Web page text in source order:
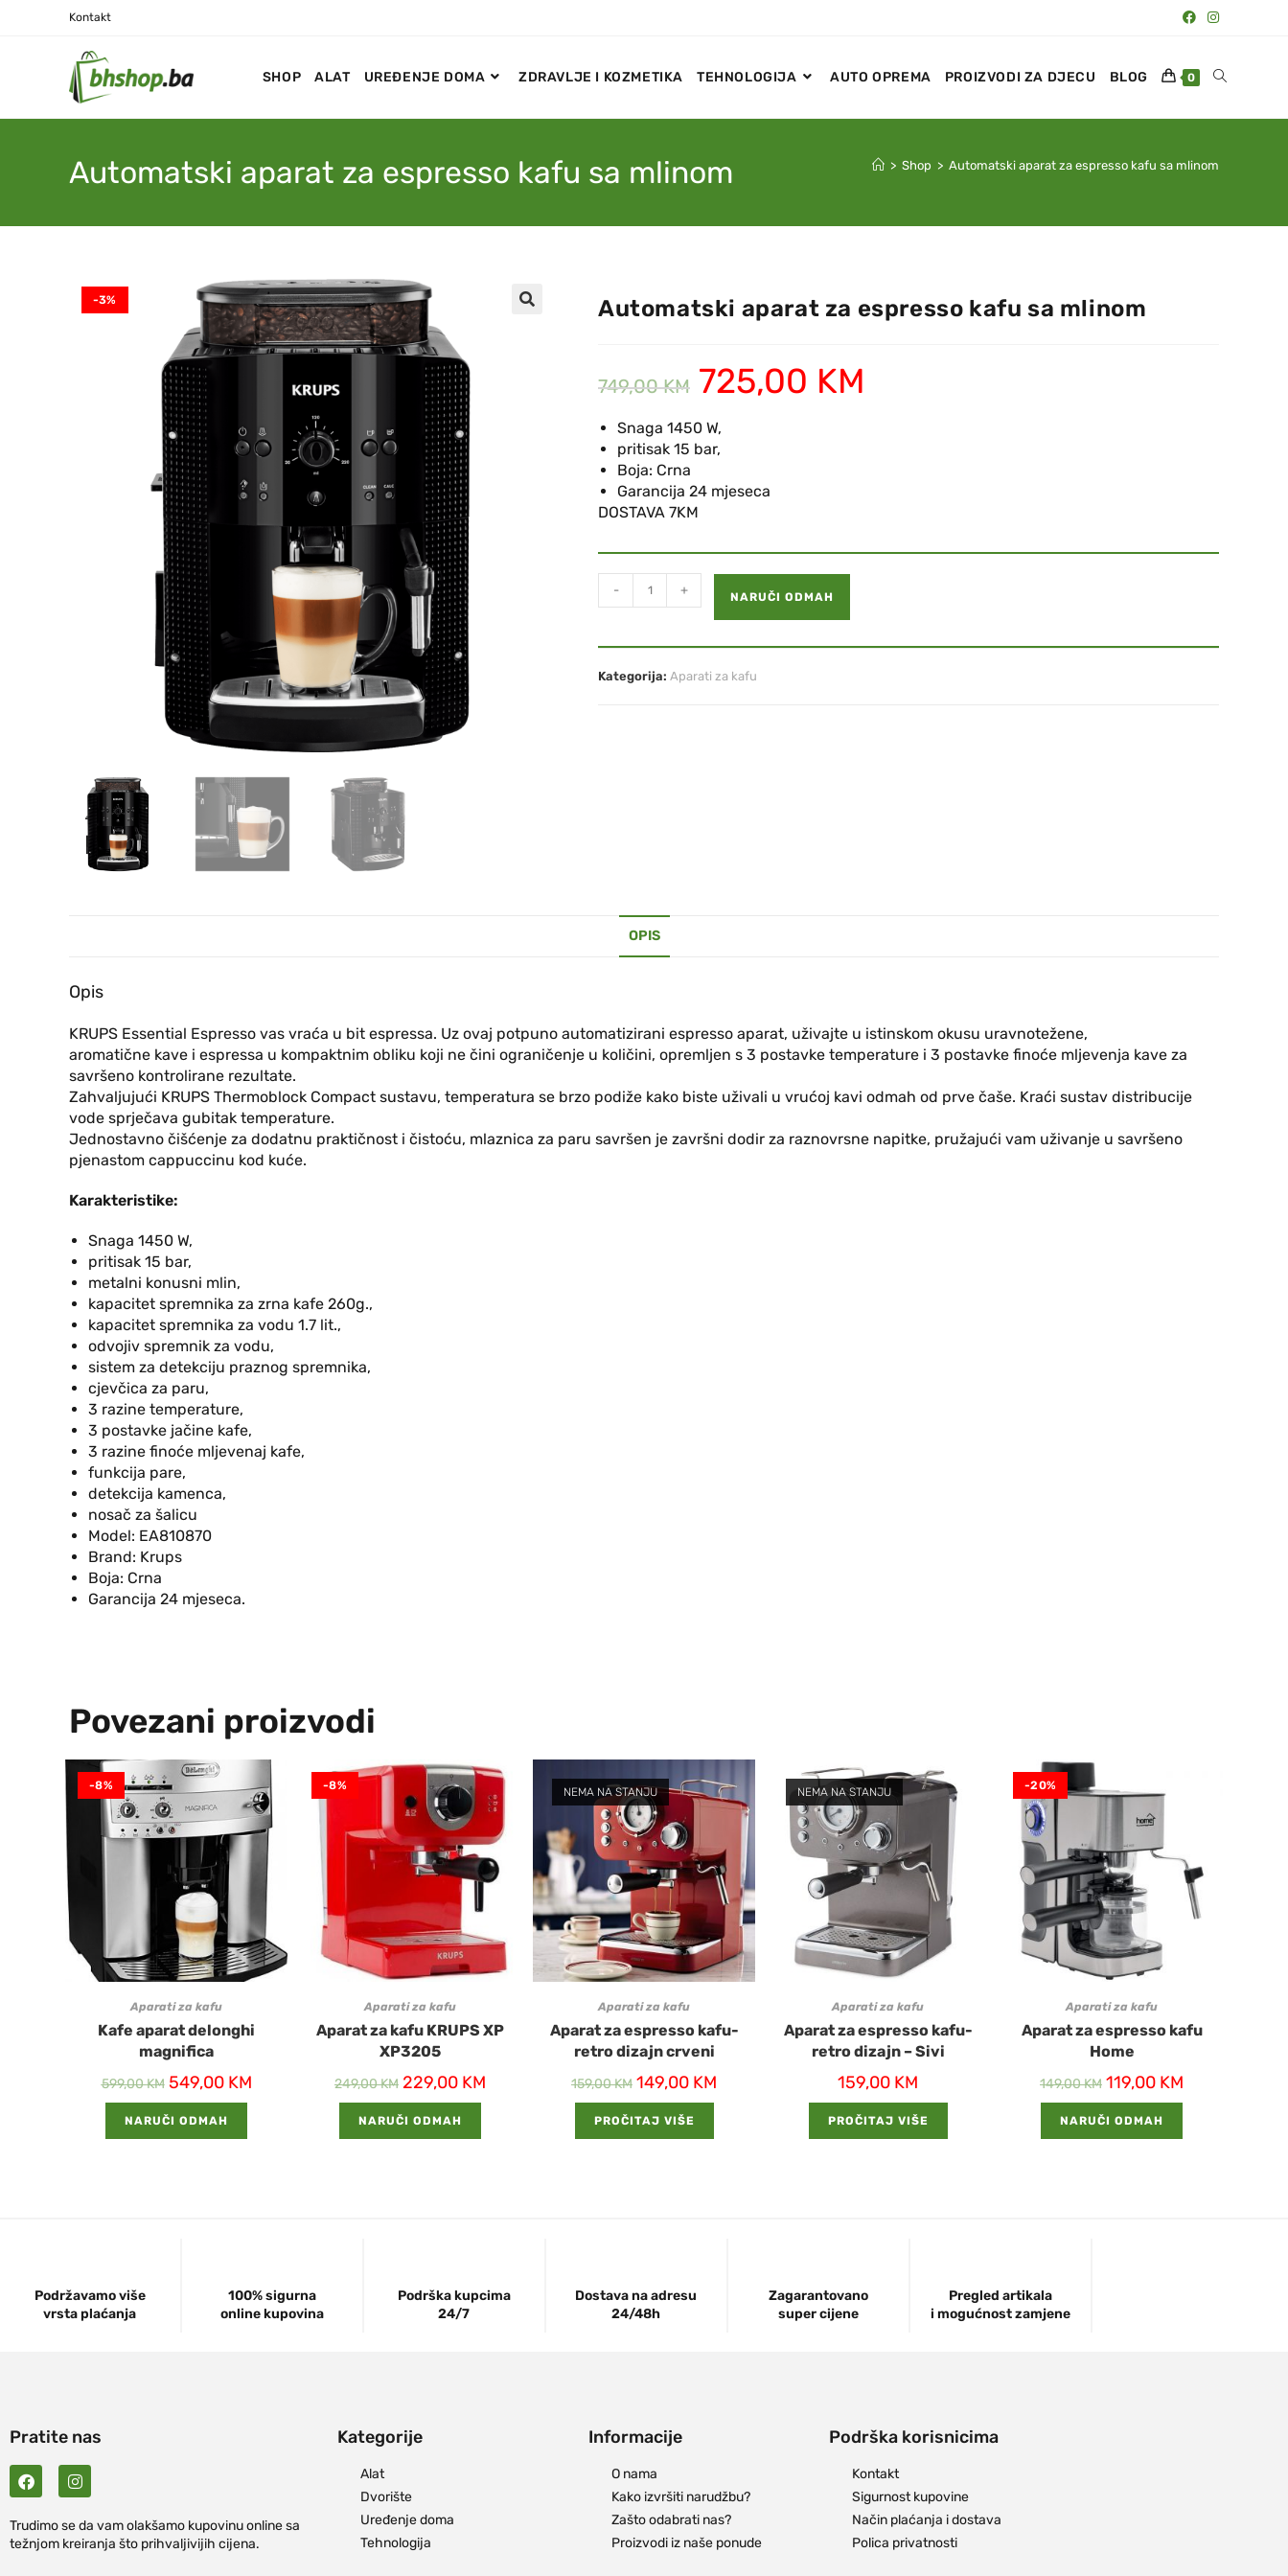
Kontakt
SHOP ALAT UREĐENJE DOMA ZDRAVLJE I KOZMETIKA TEHNOLOGIJA AUTO OPREMA PROIZVODI ZA DJECU BLOG 0
Automatski aparat za espresso kafu sa mlinom > Shop > Automatski aparat za espresso kafu sa mlinom
-3% Automatski aparat za espresso kafu sa mlinom
749,00KM 725,00 KM
Snaga 1450 W,
pritisak 15 bar,
Boja: Crna
Garancija 24 mjeseca
DOSTAVA 7KM
- + NARUČI ODMAH
Kategorija: Aparati za kafu
OPIS
Opis
KRUPS Essential Espresso vas vraća u bit espressa. Uz ovaj potpuno automatizirani espresso aparat, uživajte u istinskom okusu uravnotežene,
aromatične kave i espressa u kompaktnim obliku koji ne čini ograničenje u količini, opremljen s 3 postavke temperature i 3 postavke finoće mljevenja kave za
savršeno kontrolirane rezultate.
Zahvaljujući KRUPS Thermoblock Compact sustavu, temperatura se brzo podiže kako biste uživali u vrućoj kavi odmah od prve čaše. Kraći sustav distribucije
vode sprječava gubitak temperature.
Jednostavno čišćenje za dodatnu praktičnost i čistoću, mlaznica za paru savršen je završni dodir za raznovrsne napitke, pružajući vam uživanje u savršeno
pjenastom cappuccinu kod kuće.
Karakteristike:
Snaga 1450 W,
pritisak 15 bar,
metalni konusni mlin,
kapacitet spremnika za zrna kafe 260g.,
kapacitet spremnika za vodu 1.7 lit.,
odvojiv spremnik za vodu,
sistem za detekciju praznog spremnika,
cjevčica za paru,
3 razine temperature,
3 postavke jačine kafe,
3 razine finoće mljevenaj kafe,
funkcija pare,
detekcija kamenca,
nosač za šalicu
Model: EA810870
Brand: Krups
Boja: Crna
Garancija 24 mjeseca.
Povezani proizvodi
-8%
Aparati za kafu
Kafe aparat delonghi
magnifica
599,00KM 549,00 KM
NARUČI ODMAH
-8%
Aparati za kafu
Aparat za kafu KRUPS XP
XP3205
249,00KM 229,00 KM
NARUČI ODMAH
NEMA NA STANJU
Aparati za kafu
Aparat za espresso kafu-
retro dizajn crveni
159,00KM 149,00 KM
PROČITAJ VIŠE
NEMA NA STANJU
Aparati za kafu
Aparat za espresso kafu-
retro dizajn – Sivi
159,00 KM
PROČITAJ VIŠE
-20%
Aparati za kafu
Aparat za espresso kafu
Home
149,00KM 119,00 KM
NARUČI ODMAH
Podržavamo više
vrsta plaćanja
100% sigurna
online kupovina
Podrška kupcima
24/7
Dostava na adresu
24/48h
Zagarantovano
super cijene
Pregled artikala
i mogućnost zamjene
Pratite nas
Trudimo se da vam olakšamo kupovinu online sa
težnjom kreiranja što prihvaljivijih cijena.
Kategorije
Alat
Dvorište
Uređenje doma
Tehnologija
Informacije
O nama
Kako izvršiti narudžbu?
Zašto odabrati nas?
Proizvodi iz naše ponude
Podrška korisnicima
Kontakt
Sigurnost kupovine
Način plaćanja i dostava
Polica privatnosti